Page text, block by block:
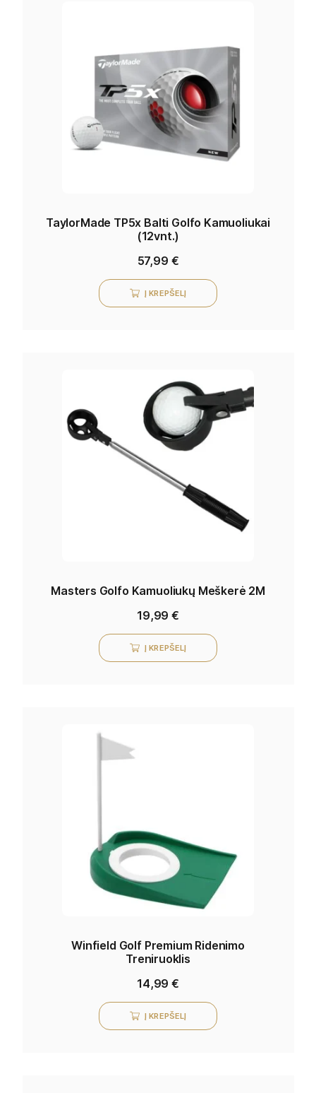
TaylorMade TP5x Balti Golfo Kamuoliukai
(12vnt.)
57,99 €
Į KREPŠELĮ
Masters Golfo Kamuoliukų Meškerė 2M
19,99€
Į KREPŠELĮ
Winfield Golf Premium Ridenimo
Treniruoklis
14,99€
Į KREPŠELĮ